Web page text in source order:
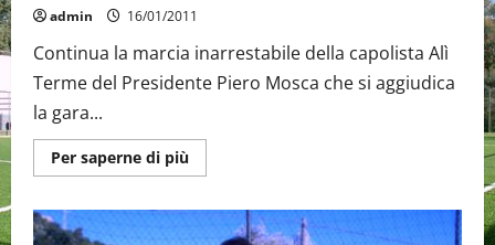
admin 16/01/2011
Continua la marcia inarrestabile della capolista Alì
Terme del Presidente Piero Mosca che si aggiudica
la gara...
Per saperne di piùMaggiori
informazioni
rigore
di